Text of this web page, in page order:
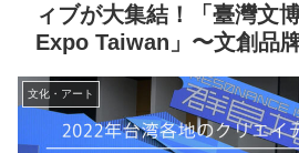
ィブが大集結！「臺灣文
Expo Taiwan」〜文創品
文化・アート